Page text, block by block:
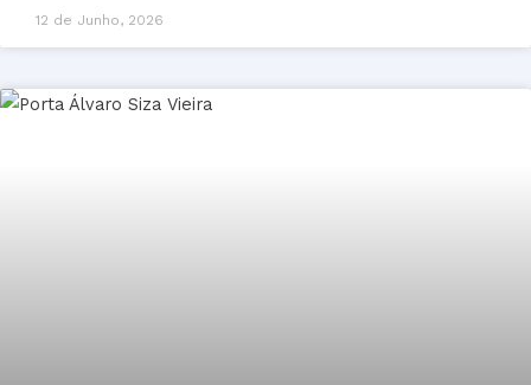
12 de Junho, 2026